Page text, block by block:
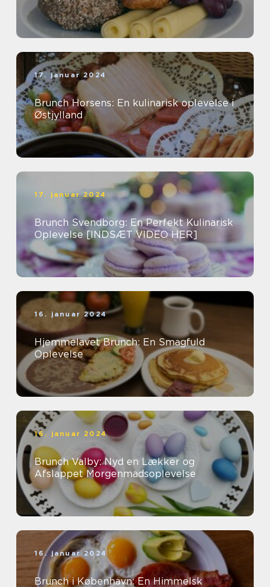
17. januar 2024
Brunch Horsens: En kulinarisk oplevelse i
Østjylland
17. januar 2024
Brunch Svendborg: En Perfekt Kulinarisk
Oplevelse [INDSÆT VIDEO HER]
16. januar 2024
Hjemmelavet Brunch: En Smagfuld
Oplevelse
16. januar 2024
Brunch Valby: Nyd en Lækker og
Afslappet Morgenmadsoplevelse
16. januar 2024
Brunch i København: En Himmelsk